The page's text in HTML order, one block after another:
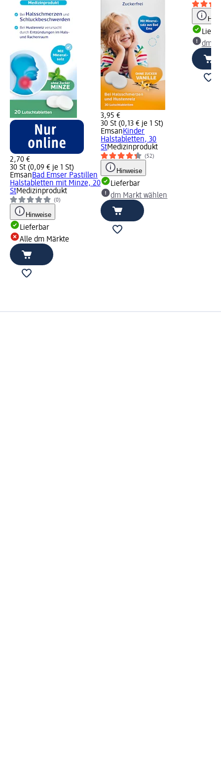
2,70 €
30 St (0,09 € je 1 St)
EmsanBad Emser Pastillen
Halstabletten mit Minze, 20
StMedizinprodukt
(0)
Hinweise
Lieferbar
Alle dm Märkte
3,95 €
30 St (0,13 € je 1 St)
EmsanKinder
Halstabletten, 30
StMedizinprodukt
(52)
Hinweise
Lieferbar
dm Markt wählen
dm